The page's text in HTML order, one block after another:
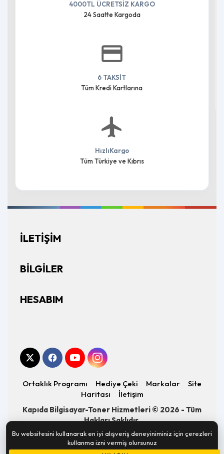
Bu websitesini kullanarak en iyi alışveriş deneyiniminiz için çerezleri
kullanma izni vermiş olursunuz
4000TL ÜCRETSİZ KARGO
24 Saatte Kargoda
6 TAKSİT
Tüm Kredi Kartlarına
HızlıKargo
Tüm Türkiye ve Kıbrıs
İLETIŞIM
BILGILER
HESABIM
Ortaklık Programı Hediye Çeki Markalar
Site
Haritası
İletişim
Kapıda Bilgisayar-Toner Hizmetleri © 2026 - Tüm
Hakları Saklıdır.
Altyapı:OpenCart- Geliştirici:E-Piksel